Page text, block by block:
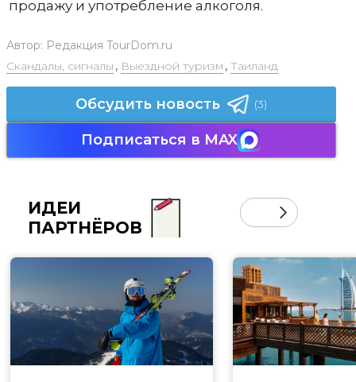
продажу и употребление алкоголя.
Автор: Редакция TourDom.ru
Скандалы, сигналы , Выездной туризм , Таиланд
Обсудить новость (3)
Подписаться в MAX
ИДЕИ
ПАРТНЁРОВ